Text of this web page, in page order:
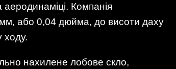
Компанія
мм, або 0,04 дюйма, до висоти даху
ходу.
нахилене лобове скло,